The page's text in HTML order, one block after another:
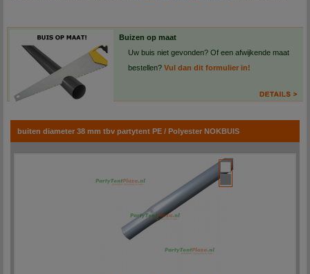
Alle losse partytent-onderdelen worden na ontvangst van betaling binnen 1-2 werkdagen
bij u afgeleverd.
Buizen op maat
Uw buis niet gevonden? Of een afwijkende maat
bestellen?Vul dan dit formulier in!
buiten diameter 38 mm tbv partytent PE / Polyester NOKBUIS